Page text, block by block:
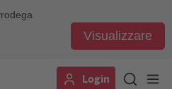
Visualizzare
Login